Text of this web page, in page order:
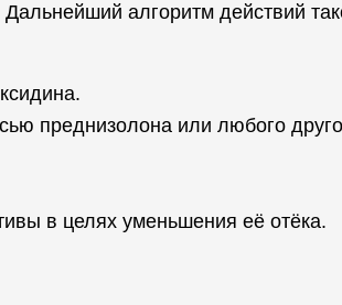
алгоритм действий
преднизолона или любого
в целях уменьшения её отёка.